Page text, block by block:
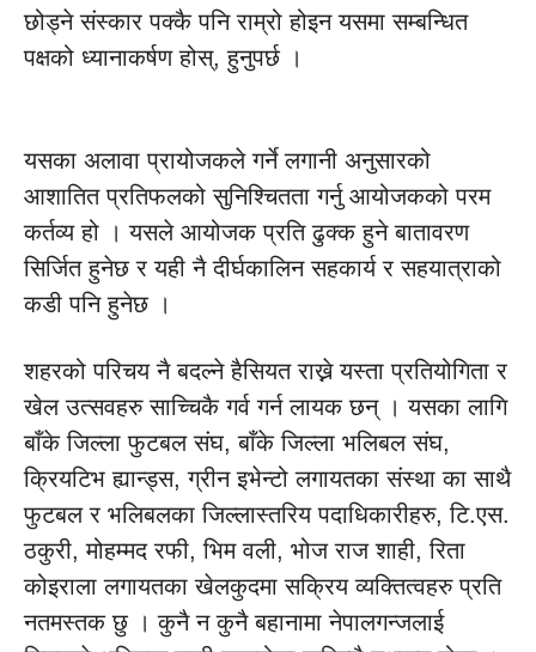
छोड्ने संस्कार पक्कै पनि राम्रो होइन यसमा सम्बन्धित
पक्षको ध्यानाकर्षण होस्, हुनुपर्छ ।
यसका अलावा प्रायोजकले गर्ने लगानी अनुसारको
आशातित प्रतिफलको सुनिश्चितता गर्नु आयोजकको परम
कर्तव्य हो । यसले आयोजक प्रति ढुक्क हुने बातावरण
सिर्जित हुनेछ र यही नै दीर्घकालिन सहकार्य र सहयात्राको
कडी पनि हुनेछ ।
शहरको परिचय नै बदल्ने हैसियत राख्ने यस्ता प्रतियोगिता र
खेल उत्सवहरु साच्चिकै गर्व गर्न लायक छन् । यसका लागि
बाँके जिल्ला फुटबल संघ, बाँके जिल्ला भलिबल संघ,
क्रियटिभ ह्यान्ड्स, ग्रीन इभेन्टो लगायतका संस्था का साथै
फुटबल र भलिबलका जिल्लास्तरिय पदाधिकारीहरु, टि.एस.
ठकुरी, मोहम्मद रफी, भिम वली, भोज राज शाही, रिता
कोइराला लगायतका खेलकुदमा सक्रिय व्यक्तित्वहरु प्रति
नतमस्तक छु । कुनै न कुनै बहानामा नेपालगन्जलाई